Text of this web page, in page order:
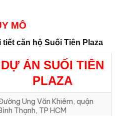
MÔ
tiết căn hộ Suối Tiên Plaza
DỰ ÁN SUỐI TIÊN
PLAZA
Ung Văn Khiêm, quận
Thạnh, TP HCM